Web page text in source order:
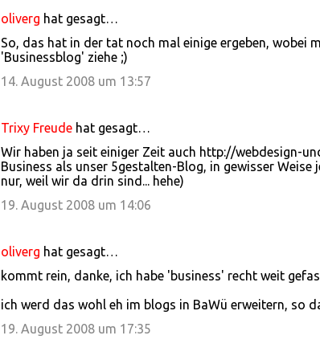
oliverg hat gesagt…
So, das hat in der tat noch mal einige ergeben, wobei
'Businessblog' ziehe ;)
14. August 2008 um 13:57
Trixy Freudehat gesagt…
Wir haben ja seit einiger Zeit auch http://webdesign-
Business als unser 5gestalten-Blog, in gewisser
nur, weil wir da drin sind... hehe)
19. August 2008 um 14:06
oliverg hat gesagt…
kommt rein, danke, ich habe 'business' recht weit
ich werd das wohl eh im blogs in BaWü erweitern, so
19. August 2008 um 17:35